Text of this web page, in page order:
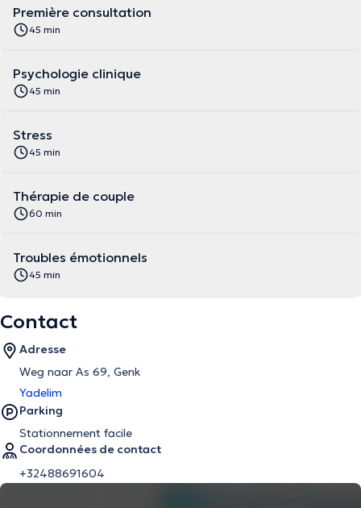
Première consultation
45 min
Psychologie clinique
45 min
Stress
45 min
Thérapie de couple
60 min
Troubles émotionnels
45 min
Contact
Adresse
Weg naar As 69, Genk
Yadelim
Parking
Stationnement facile
Coordonnées de contact
+32488691604